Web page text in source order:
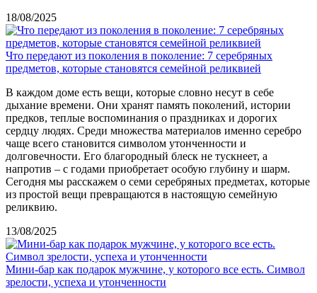
18/08/2025
Что передают из поколения в поколение: 7 серебряных
предметов, которые становятся семейной реликвией
В каждом доме есть вещи, которые словно несут в себе
дыхание времени. Они хранят память поколений, истории
предков, теплые воспоминания о праздниках и дорогих
сердцу людях. Среди множества материалов именно серебро
чаще всего становится символом утонченности и
долговечности. Его благородный блеск не тускнеет, а
напротив – с годами приобретает особую глубину и шарм.
Сегодня мы расскажем о семи серебряных предметах, которые
из простой вещи превращаются в настоящую семейную
реликвию.
13/08/2025
Мини-бар как подарок мужчине, у которого все есть. Символ
зрелости, успеха и утонченности